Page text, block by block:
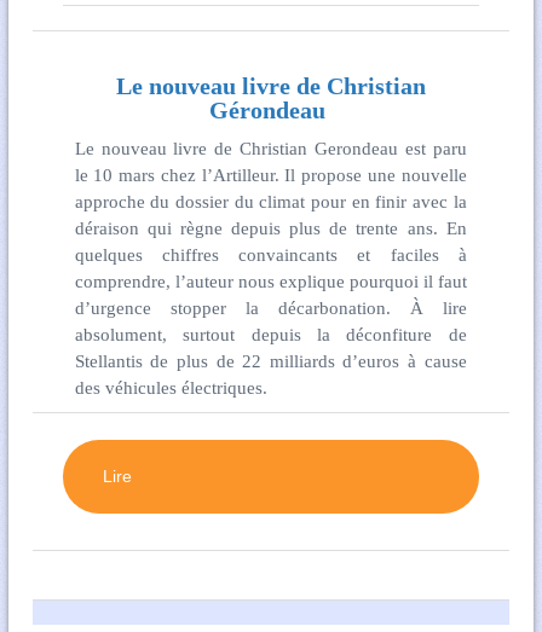
Le nouveau livre de Christian
Gérondeau
Le nouveau livre de Christian Gerondeau est paru
le 10 mars chez l’Artilleur. Il propose une nouvelle
approche du dossier du climat pour en finir avec la
déraison qui règne depuis plus de trente ans. En
quelques chiffres convaincants et faciles à
comprendre, l’auteur nous explique pourquoi il faut
d’urgence stopper la décarbonation. À lire
absolument, surtout depuis la déconfiture de
Stellantis de plus de 22 milliards d’euros à cause
des véhicules électriques.
Lire